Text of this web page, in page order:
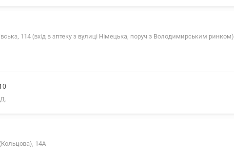
114 (вхід в аптеку з вулиці Німецька, поруч з Володимирським ринком)
14А